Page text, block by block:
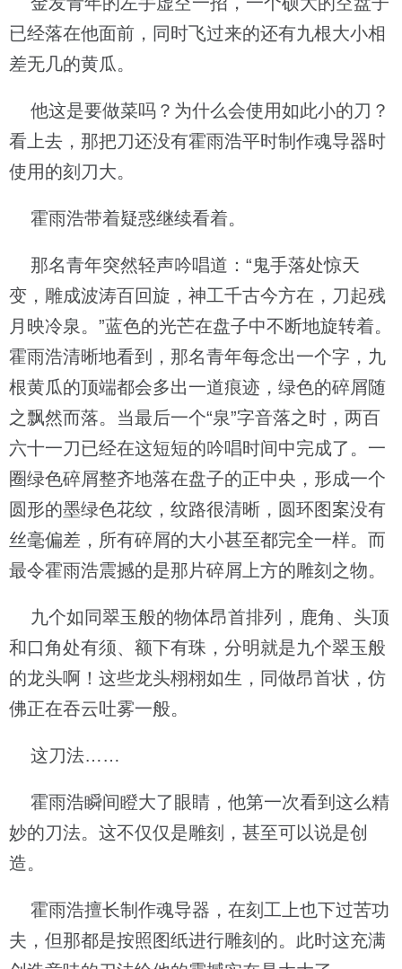
已经落在他面前，同时飞过来的还有九根大小相
差无几的黄瓜。
他这是要做菜吗？为什么会使用如此小的刀？
看上去，那把刀还没有霍雨浩平时制作魂导器时
使用的刻刀大。
霍雨浩带着疑惑继续看着。
那名青年突然轻声吟唱道：“鬼手落处惊天
变，雕成波涛百回旋，神工千古今方在，刀起残
月映冷泉。”蓝色的光芒在盘子中不断地旋转着。
霍雨浩清晰地看到，那名青年每念出一个字，九
根黄瓜的顶端都会多出一道痕迹，绿色的碎屑随
之飘然而落。当最后一个“泉”字音落之时，两百
六十一刀已经在这短短的吟唱时间中完成了。一
圈绿色碎屑整齐地落在盘子的正中央，形成一个
圆形的墨绿色花纹，纹路很清晰，圆环图案没有
丝毫偏差，所有碎屑的大小甚至都完全一样。而
最令霍雨浩震撼的是那片碎屑上方的雕刻之物。
九个如同翠玉般的物体昂首排列，鹿角、头顶
和口角处有须、额下有珠，分明就是九个翠玉般
的龙头啊！这些龙头栩栩如生，同做昂首状，仿
佛正在吞云吐雾一般。
这刀法……
霍雨浩瞬间瞪大了眼睛，他第一次看到这么精
妙的刀法。这不仅仅是雕刻，甚至可以说是创
造。
霍雨浩擅长制作魂导器，在刻工上也下过苦功
夫，但那都是按照图纸进行雕刻的。此时这充满